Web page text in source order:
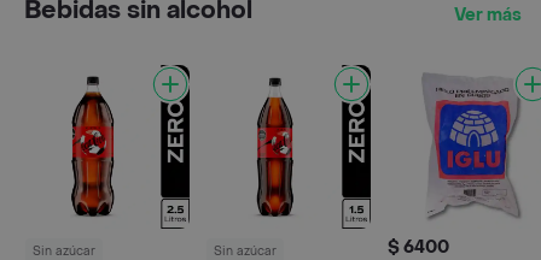
Bebidas sin alcohol Ver más
Sin azúcar Sin azúcar $ 6400